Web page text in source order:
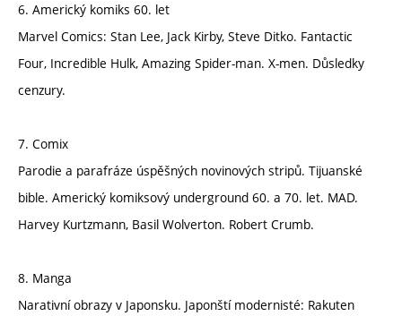
6. Americký komiks 60. let
Marvel Comics: Stan Lee, Jack Kirby, Steve Ditko. Fantactic
Four, Incredible Hulk, Amazing Spider-man. X-men. Důsledky
cenzury.
7. Comix
Parodie a parafráze úspěšných novinových stripů. Tijuanské
bible. Americký komiksový underground 60. a 70. let. MAD.
Harvey Kurtzmann, Basil Wolverton. Robert Crumb.
8. Manga
Narativní obrazy v Japonsku. Japonští modernisté: Rakuten